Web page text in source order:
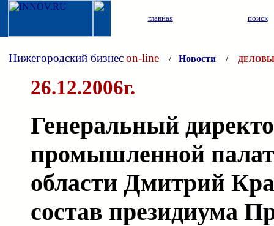
главная поиск
Нижегородский бизнесon-line / Новости /
26.12.2006г.
Генеральный
промышленной
области Дмитрий
состав президиума